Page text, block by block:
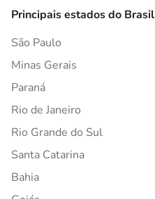
Principais estados do Brasil
São Paulo
Minas Gerais
Paraná
Rio de Janeiro
Rio Grande do Sul
Santa Catarina
Bahia